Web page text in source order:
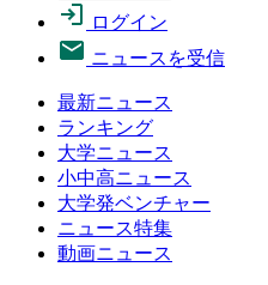
ログイン
ニュースを受信
最新ニュース
ランキング
大学ニュース
小中高ニュース
大学発ベンチャー
ニュース特集
動画ニュース